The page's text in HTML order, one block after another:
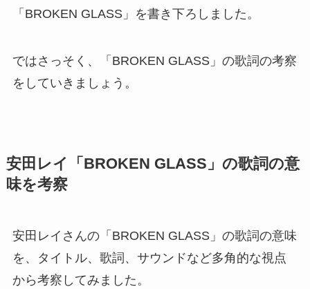
「BROKEN GLASS」を書き下ろしました。
ではさっそく、「BROKEN GLASS」の歌詞の考察
をしていきましょう。
安田レイ「BROKEN GLASS」の歌詞の意
味を考察
安田レイさんの「BROKEN GLASS」の歌詞の意味
を、タイトル、歌詞、サウンドなど多角的な視点
から考察してみました。